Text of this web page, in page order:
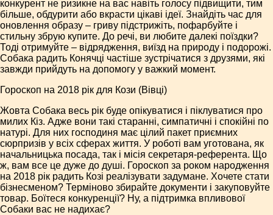
конкурент не ризикне на вас навіть голосу підвищити, тим
більше, обдурити або вкрасти цікаві ідеї. Знайдіть час для
оновлення образу – гриву підстрижіть, пофарбуйте і
стильну збрую купите. До речі, ви любите далекі поїздки?
Тоді отримуйте – відрядження, виїзд на природу і подорожі.
Собака радить Конячці частіше зустрічатися з друзями, які
завжди прийдуть на допомогу у важкий момент.
Гороскоп на 2018 рік для Кози (Вівці)
Жовта Собака весь рік буде опікуватися і піклуватися про
милих Кіз. Адже вони такі старанні, симпатичні і спокійні по
натурі. Для них господиня має цілий пакет приємних
сюрпризів у всіх сферах життя. У роботі вам уготована, як
начальницька посада, так і місія секретаря-референта. Що
ж, вам все це дуже до душі. Гороскоп за роком народження
на 2018 рік радить Козі реалізувати задумане. Хочете стати
бізнесменом? Терміново збирайте документи і закуповуйте
товар. Боїтеся конкуренції? Ну, а підтримка впливової
Собаки вас не надихає?